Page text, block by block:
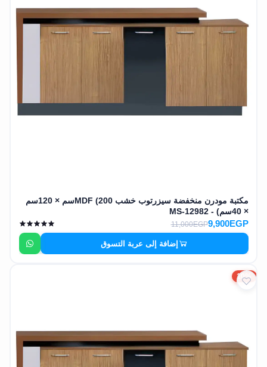
مكتبة مودرن منخفضة سيزرتوب خشب MDF (200سم × 120سم
× 40سم) - MS-12982
9,900EGP
11,000EGP
إضافة إلى عربة التسوق
10%